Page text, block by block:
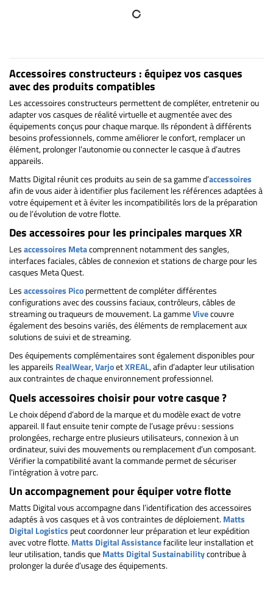
Accessoires constructeurs : équipez vos casques
avec des produits compatibles
Les accessoires constructeurs permettent de compléter, entretenir ou
adapter vos casques de réalité virtuelle et augmentée avec des
équipements conçus pour chaque marque. Ils répondent à différents
besoins professionnels, comme améliorer le confort, remplacer un
élément, prolonger l’autonomie ou connecter le casque à d’autres
appareils.
Matts Digital réunit ces produits au sein de sa gamme d’accessoires
afin de vous aider à identifier plus facilement les références adaptées à
votre équipement et à éviter les incompatibilités lors de la préparation
ou de l’évolution de votre flotte.
Des accessoires pour les principales marques XR
Lesaccessoires Metacomprennent notamment des sangles,
interfaces faciales, câbles de connexion et stations de charge pour les
casques Meta Quest.
Lesaccessoires Picopermettent de compléter différentes
configurations avec des coussins faciaux, contrôleurs, câbles de
streaming ou traqueurs de mouvement. La gammeVivecouvre
également des besoins variés, des éléments de remplacement aux
solutions de suivi et de streaming.
Des équipements complémentaires sont également disponibles pour
les appareils RealWear,VarjoetXREAL, afin d’adapter leur utilisation
aux contraintes de chaque environnement professionnel.
Quels accessoires choisir pour votre casque ?
Le choix dépend d’abord de la marque et du modèle exact de votre
appareil. Il faut ensuite tenir compte de l’usage prévu : sessions
prolongées, recharge entre plusieurs utilisateurs, connexion à un
ordinateur, suivi des mouvements ou remplacement d’un composant.
Vérifier la compatibilité avant la commande permet de sécuriser
l’intégration à votre parc.
Un accompagnement pour équiper votre flotte
Matts Digital vous accompagne dans l’identification des accessoires
adaptés à vos casques et à vos contraintes de déploiement.Matts
Digital Logistics peut coordonner leur préparation et leur expédition
avec votre flotte.Matts Digital Assistancefacilite leur installation et
leur utilisation, tandis queMatts Digital Sustainabilitycontribue à
prolonger la durée d’usage des équipements.